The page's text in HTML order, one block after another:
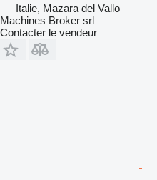
Italie, Mazara del Vallo
Machines Broker srl
Contacter le vendeur